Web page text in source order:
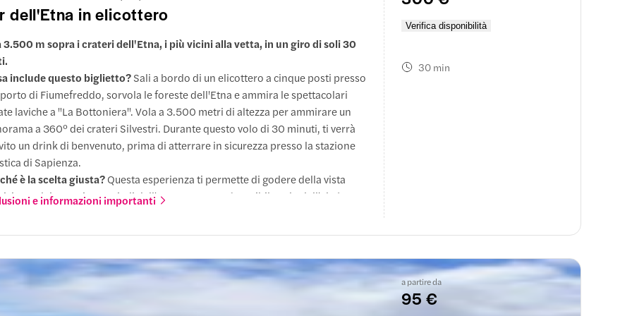
del Bove (2000m)
inclusi
l'altitudine vulcanica di 2.000 metri e parti con una guida certificata per
hornitos e vasti campi di lava. Passeggia per la Valle del Bove, un'ampia
vulcanica sul versante orientale dell'Etna, mentre la tua guida ti spiega
secoli di eruzioni hanno modellato il suo terreno unico e le sue caratteristiche
fare
locali
nel prezzo
dell'Etna in elicottero
Verifica disponibilità
30 min
3.500 m sopra i crateri dell'Etna, i più vicini alla vetta, in un giro di soli 30
include questo biglietto?Sali a bordo di un elicottero a cinque posti presso
di Fiumefreddo, sorvola le foreste dell'Etna e ammira le spettacolari
laviche a "La Bottoniera". Vola a 3.500 metri di altezza per ammirare un
a 360° dei crateri Silvestri. Durante questo volo di 30 minuti, ti verrà
un drink di benvenuto, prima di atterrare in sicurezza presso la stazione
di Sapienza.
è la scelta giusta?Questa esperienza ti permette di godere della vista
dei crateri sommitali dell'Etna a 3500 m (possibile solo dall'alto)
e informazioni importanti
DI UN GIORNONuovo a partire da
95 €